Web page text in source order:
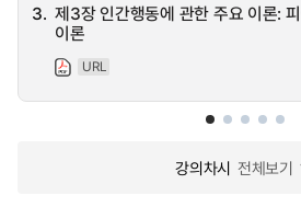
3. 제3장 인간행동에 관한 주요 이론:
이론
URL
강의차시 전체보기